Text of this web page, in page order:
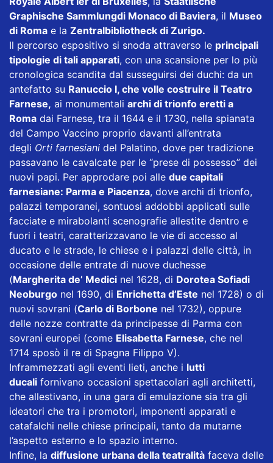
Graphische Sammlungdi Monaco di Baviera, il Museo
di Roma e la Zentralbibliotheck di Zurigo.
Il percorso espositivo si snoda attraverso le principali
tipologie di tali apparati, con una scansione per lo più
cronologica scandita dal susseguirsi dei duchi: da un
antefatto su Ranuccio I, che volle costruire il Teatro
Farnese, ai monumentali archi di trionfo eretti a
Roma dai Farnese, tra il 1644 e il 1730, nella spianata
del Campo Vaccino proprio davanti all’entrata
degli Orti farnesiani del Palatino, dove per tradizione
passavano le cavalcate per le “prese di possesso” dei
nuovi papi. Per approdare poi alle due capitali
farnesiane: Parma e Piacenza, dove archi di trionfo,
palazzi temporanei, sontuosi addobbi applicati sulle
facciate e mirabolanti scenografie allestite dentro e
fuori i teatri, caratterizzavano le vie di accesso al
ducato e le strade, le chiese e i palazzi delle città, in
occasione delle entrate di nuove duchesse
(Margherita de’ Medici nel 1628, di Dorotea Sofiadi
Neoburgo nel 1690, di Enrichetta d’Este nel 1728) o di
nuovi sovrani (Carlo di Borbone nel 1732), oppure
delle nozze contratte da principesse di Parma con
sovrani europei (come Elisabetta Farnese, che nel
1714 sposò il re di Spagna Filippo V).
Inframmezzati agli eventi lieti, anche i lutti
ducali fornivano occasioni spettacolari agli architetti,
che allestivano, in una gara di emulazione sia tra gli
ideatori che tra i promotori, imponenti apparati e
catafalchi nelle chiese principali, tanto da mutarne
l’aspetto esterno e lo spazio interno.
Infine, la diffusione urbana della teatralità faceva delle